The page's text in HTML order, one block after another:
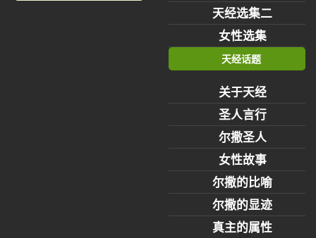
天经选集二
女性选集
天经话题
关于天经
圣人言行
尔撒圣人
女性故事
尔撒的比喻
尔撒的显迹
真主的属性